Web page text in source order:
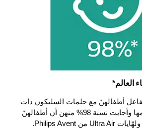
العالم*
أطفالهنّ مع حلمات السليكون ذات
الخطوط البارزة التي نقدّمها وأجابت نسبة 98% منهن أن أطفالهنّ